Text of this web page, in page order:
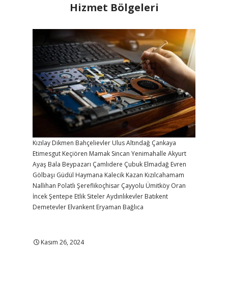
Hizmet Bölgeleri
Kızılay Dikmen Bahçelievler UlusAltındağ Çankaya
Etimesgut Keçiören Mamak Sincan Yenimahalle Akyurt
Ayaş Bala Beypazarı Çamlıdere Çubuk Elmadağ Evren
Gölbaşı Güdül Haymana Kalecik Kazan Kızılcahamam
Nallıhan Polatlı Şereflikoçhisar Çayyolu Ümitköy Oran
İncekŞentepe Etlik SitelerAydınlıkevler Batıkent
Demetevler Elvankent Eryaman Bağlıca
Kasım 26, 2024